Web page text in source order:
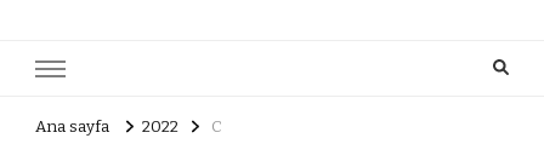
Ana sayfa 2022 C